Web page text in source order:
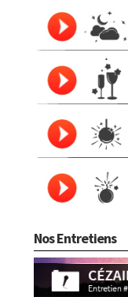
Nos Entretiens